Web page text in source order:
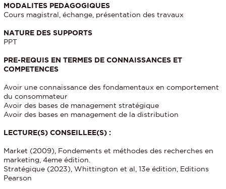
MODALITES PEDAGOGIQUES
Cours magistral, échange, présentation des travaux
NATURE DES SUPPORTS
PPT
PRE-REQUIS EN TERMES DE CONNAISSANCES ET
COMPETENCES
Avoir une connaissance des fondamentaux en comportement
du consommateur
Avoir des bases de management stratégique
Avoir des bases en management de la distribution
LECTURE(S) CONSEILLEE(S) :
Market (2009), Fondements et méthodes des recherches en
marketing, 4eme édition.
Stratégique (2023), Whittington et al, 13e édition, Editions
Pearson